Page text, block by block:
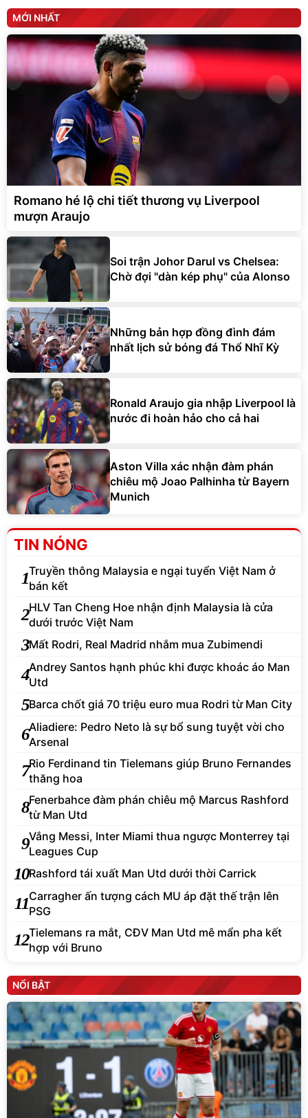
MỚI NHẤT
Romano hé lộ chi tiết thương vụ Liverpool
mượn Araujo
Soi trận Johor Darul vs Chelsea:
Chờ đợi "dàn kép phụ" của Alonso
Những bản hợp đồng đình đám
nhất lịch sử bóng đá Thổ Nhĩ Kỳ
Ronald Araujo gia nhập Liverpool là
nước đi hoàn hảo cho cả hai
Aston Villa xác nhận đàm phán
chiêu mộ Joao Palhinha từ Bayern
Munich
TIN NÓNG
1Truyền thông Malaysia e ngại tuyển Việt Nam ở
bán kết
2HLV Tan Cheng Hoe nhận định Malaysia là cửa
dưới trước Việt Nam
3Mất Rodri, Real Madrid nhắm mua Zubimendi
4Andrey Santos hạnh phúc khi được khoác áo Man
Utd
5Barca chốt giá 70 triệu euro mua Rodri từ Man City
6Aliadiere: Pedro Neto là sự bổ sung tuyệt vời cho
Arsenal
7Rio Ferdinand tin Tielemans giúp Bruno Fernandes
thăng hoa
8Fenerbahce đàm phán chiêu mộ Marcus Rashford
từ Man Utd
9Vắng Messi, Inter Miami thua ngược Monterrey tại
Leagues Cup
10Rashford tái xuất Man Utd dưới thời Carrick
11Carragher ấn tượng cách MU áp đặt thế trận lên
PSG
12Tielemans ra mắt, CĐV Man Utd mê mẩn pha kết
hợp với Bruno
NỔI BẬT